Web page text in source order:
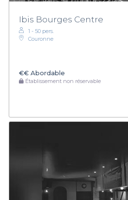
Ibis Bourges Centre
1 - 50 pers.
Couronne
€€ Abordable
Établissement non réservable